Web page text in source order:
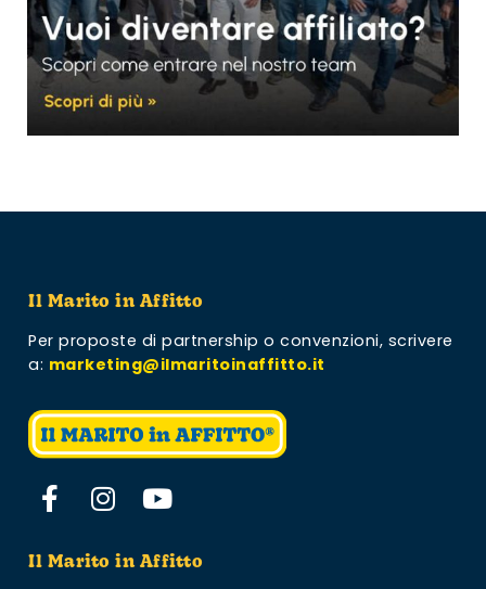
Il Marito in Affitto
Per proposte di partnership o convenzioni, scrivere
a: marketing@ilmaritoinaffitto.it
Il Marito in Affitto